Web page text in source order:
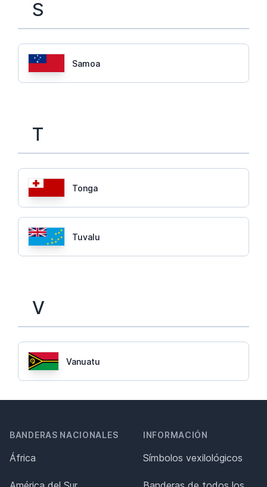
S
Samoa
T
Tonga
Tuvalu
V
Vanuatu
BANDERAS NACIONALES
África
INFORMACIÓN
Símbolos vexilológicos